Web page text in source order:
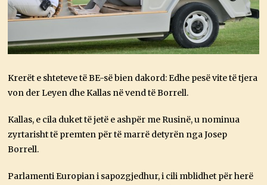
Krerët e shteteve të BE-së bien dakord: Edhe pesë vite të tjera
von der Leyen dhe Kallas në vend të Borrell.
Kallas, e cila duket të jetë e ashpër me Rusinë, u nominua
zyrtarisht të premten për të marrë detyrën nga Josep
Borrell.
Parlamenti Europian i sapozgjedhur, i cili mblidhet për herë